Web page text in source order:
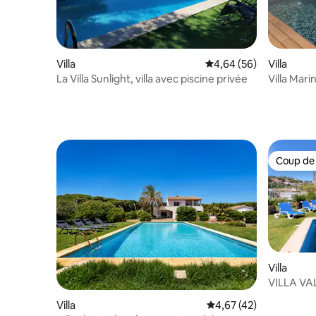
Villa Évaluation moyenne
4,64 (56)
La Villa Sunlight, villa avec piscine privée
Villa
Villa
Villa Évaluation moyenne
4,67 (42)
Coup
Coup
Villa
VILLA